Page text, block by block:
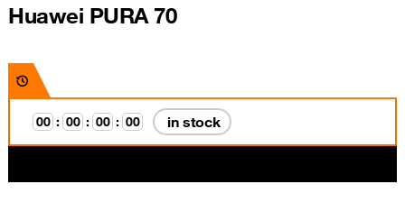
Huawei PURA 70
00 : 00 : 00 : 00 in stock